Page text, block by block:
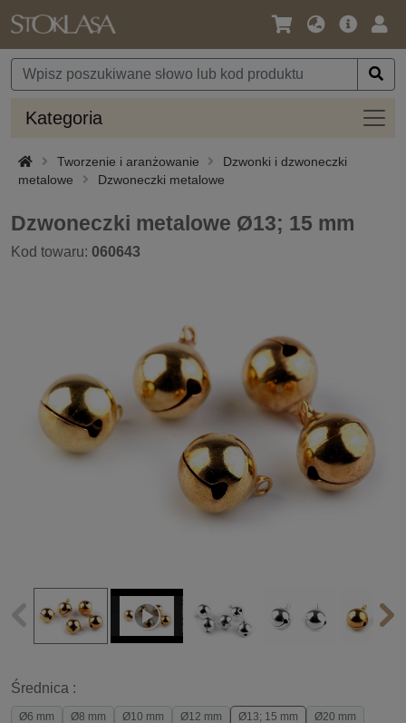
Język
Waluta
Oferta
Kategoria
Tworzenie i aranżowanie
Dzwonki i dzwoneczki
metalowe
Dzwoneczki metalowe
Dzwoneczki metalowe Ø13; 15 mm
Kod towaru: 060643
Średnica :
Ø6 mm Ø8 mm Ø10 mm Ø12 mm Ø13; 15 mm Ø20 mm